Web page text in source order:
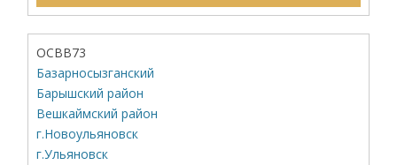
ОСВВ73
Базарносызганский
Барышский район
Вешкаймский район
г.Новоульяновск
г.Ульяновск